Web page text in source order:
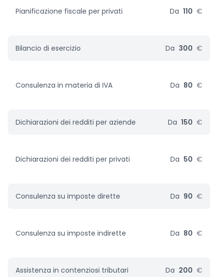
Pianificazione fiscale per privati Da 110 €
Bilancio di esercizio Da 300 €
Consulenza in materia di IVA Da 80 €
Dichiarazioni dei redditi per aziende Da 150 €
Dichiarazioni dei redditi per privati Da 50 €
Consulenza su imposte dirette Da 90 €
Consulenza su imposte indirette Da 80 €
Assistenza in contenziosi tributari Da 200 €